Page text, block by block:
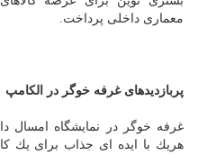
معماری داخلی پرداخت.
پربازدیدهای غرفه خوگر در الكامپ
غرفه خوگر در نمایشگاه امسال
هریك با ایده ای جذاب برای